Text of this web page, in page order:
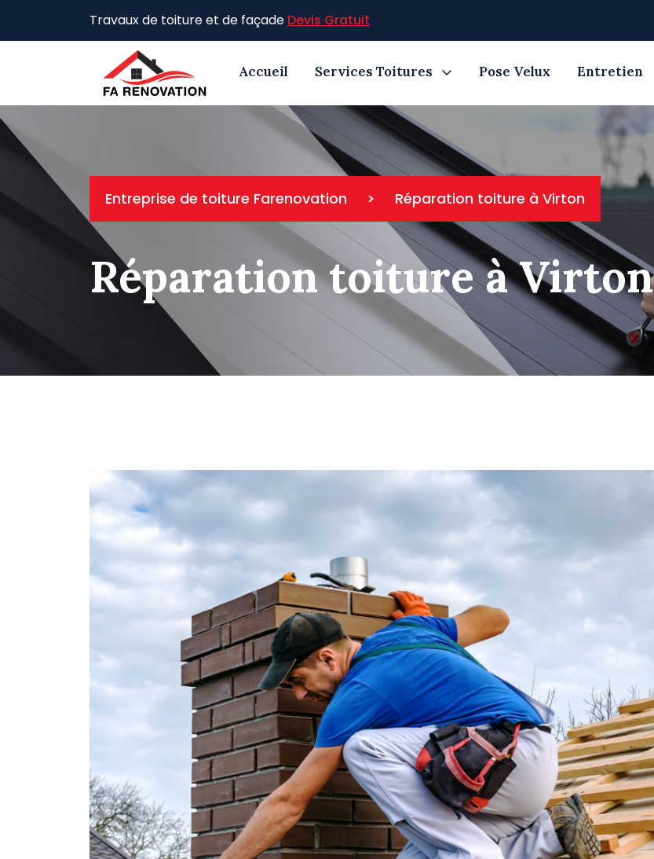
Travaux de toiture et de façade Devis Gratuit
Accueil Services Toitures Pose Velux Entretien
Entreprise de toiture Farenovation > Réparation toiture à Virton
Réparation toiture à Virton